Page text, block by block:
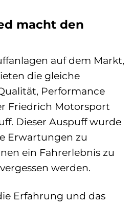
macht den
auf dem Markt,
die gleiche
Performance
Friedrich Motorsport
Dieser Auspuff wurde
Erwartungen zu
ein Fahrerlebnis zu
werden.
Erfahrung und das